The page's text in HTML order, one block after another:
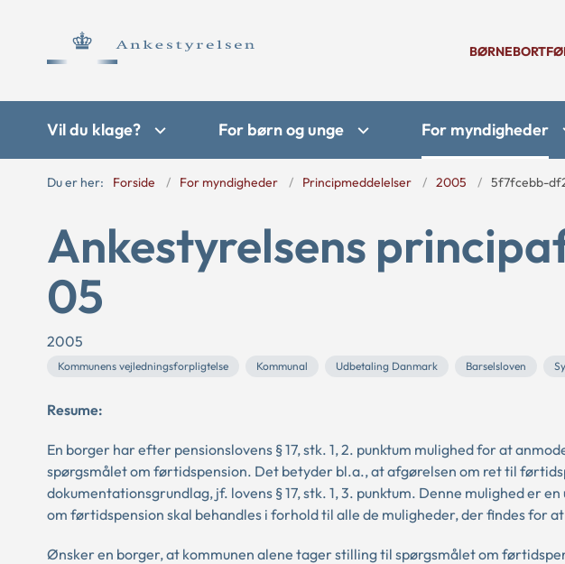
Vil du klage? For børn og unge For myndigheder
Du er her: Forside For myndigheder Principmeddelelser 2005 5f7fcebb-
Ankestyrelsens
05
2005
Kommunens vejledningsforpligtelse Kommunal Udbetaling Danmark Barselsloven
Resume:
En borger har efter pensionslovens § 17, stk. 1, 2. punktum mulighed for at
spørgsmålet om førtidspension. Det betyder bl.a., at afgørelsen om ret til
dokumentationsgrundlag, jf. lovens § 17, stk. 1, 3. punktum. Denne mulighed er
om førtidspension skal behandles i forhold til alle de muligheder, der findes for
Ønsker en borger, at kommunen alene tager stilling til spørgsmålet om